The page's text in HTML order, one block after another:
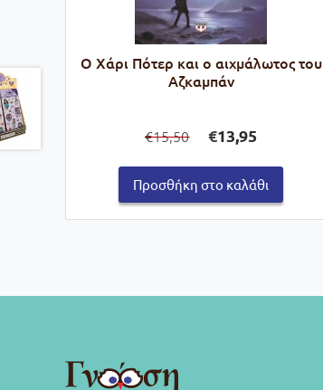
Ο Χάρι Πότερ και ο αιχμάλωτος του
Αζκαμπάν
€15,50
price
€15,50.
€13,95τρέχουσα
είναι:
€13,95.
Προσθήκη στο καλάθι